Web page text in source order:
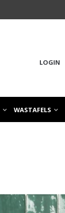
LOGIN
WASTAFELS